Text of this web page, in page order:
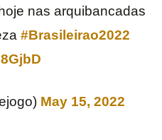
nas arquibancadas
#Brasileirao2022
May 15, 2022